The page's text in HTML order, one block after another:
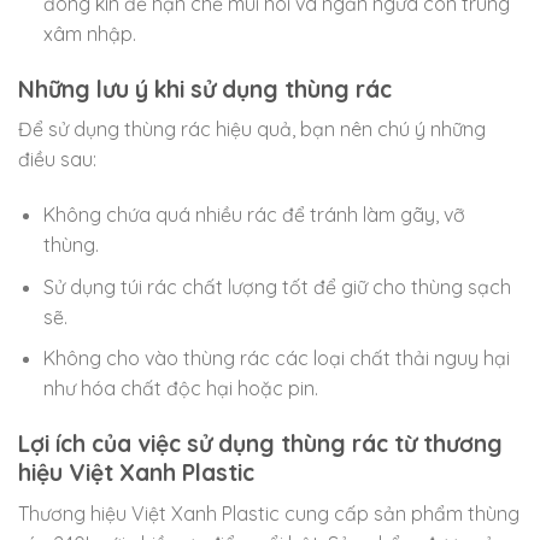
xâm nhập.
Những lưu ý khi sử dụng thùng rác
Để sử dụng thùng rác hiệu quả, bạn nên chú ý những
điều sau:
Không chứa quá nhiều rác để tránh làm gãy, vỡ
thùng.
Sử dụng túi rác chất lượng tốt để giữ cho thùng sạch
sẽ.
Không cho vào thùng rác các loại chất thải nguy hại
như hóa chất độc hại hoặc pin.
Lợi ích của việc sử dụng thùng rác từ thương
hiệu Việt Xanh Plastic
Thương hiệu Việt Xanh Plastic cung cấp sản phẩm thùng